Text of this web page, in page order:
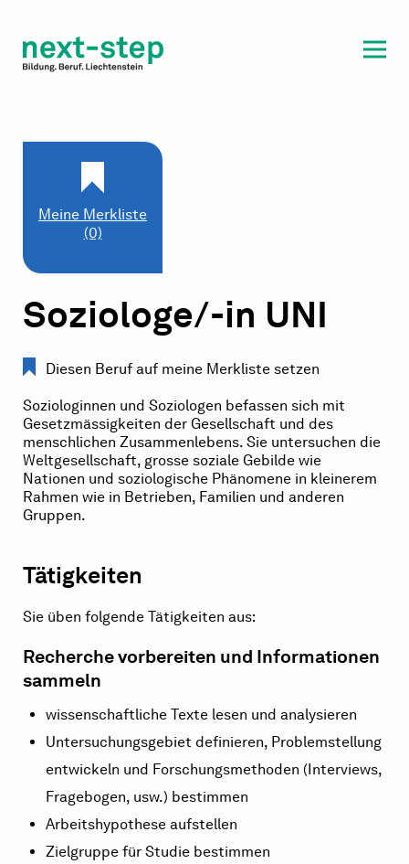
Beratung & Unterstützung
Meine Merkliste
(0)
Soziologe/-in UNI
Diesen Beruf auf meine Merkliste setzen
Soziologinnen und Soziologen befassen sich mit
Gesetzmässigkeiten der Gesellschaft und des
menschlichen Zusammenlebens. Sie untersuchen die
Weltgesellschaft, grosse soziale Gebilde wie
Nationen und soziologische Phänomene in kleinerem
Rahmen wie in Betrieben, Familien und anderen
Gruppen.
Tätigkeiten
Sie üben folgende Tätigkeiten aus:
Recherche vorbereiten und Informationen
sammeln
wissenschaftliche Texte lesen und analysieren
Untersuchungsgebiet definieren, Problemstellung
entwickeln und Forschungsmethoden (Interviews,
Fragebogen, usw.) bestimmen
Arbeitshypothese aufstellen
Zielgruppe für Studie bestimmen